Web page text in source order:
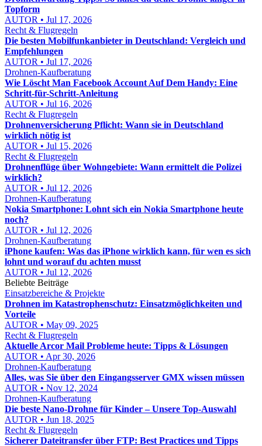
Topform
AUTOR • Jul 17, 2026
Recht & Flugregeln
Die besten Mobilfunkanbieter in Deutschland: Vergleich und
Empfehlungen
AUTOR • Jul 17, 2026
Drohnen-Kaufberatung
Wie Löscht Man Facebook Account Auf Dem Handy: Eine
Schritt-für-Schritt-Anleitung
AUTOR • Jul 16, 2026
Recht & Flugregeln
Drohnenversicherung Pflicht: Wann sie in Deutschland
wirklich nötig ist
AUTOR • Jul 15, 2026
Recht & Flugregeln
Drohnenflüge über Wohngebiete: Wann ermittelt die Polizei
wirklich?
AUTOR • Jul 12, 2026
Drohnen-Kaufberatung
Nokia Smartphone: Lohnt sich ein Nokia Smartphone heute
noch?
AUTOR • Jul 12, 2026
Drohnen-Kaufberatung
iPhone kaufen: Was das iPhone wirklich kann, für wen es sich
lohnt und worauf du achten musst
AUTOR • Jul 12, 2026
Beliebte Beiträge
Einsatzbereiche & Projekte
Drohnen im Katastrophenschutz: Einsatzmöglichkeiten und
Vorteile
AUTOR • May 09, 2025
Recht & Flugregeln
Aktuelle Arcor Mail Probleme heute: Tipps & Lösungen
AUTOR • Apr 30, 2026
Drohnen-Kaufberatung
Alles, was Sie über den Eingangsserver GMX wissen müssen
AUTOR • Nov 12, 2024
Drohnen-Kaufberatung
Die beste Nano-Drohne für Kinder – Unsere Top-Auswahl
AUTOR • Jun 18, 2025
Recht & Flugregeln
Sicherer Dateitransfer über FTP: Best Practices und Tipps